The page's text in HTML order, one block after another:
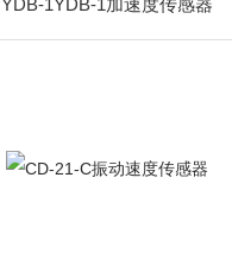
YDB-1YDB-1加速度传感器